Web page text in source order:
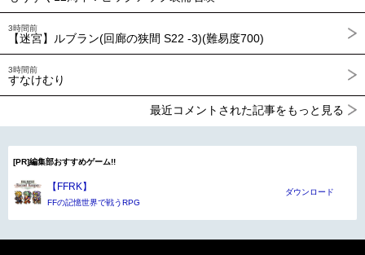
3時間前
【迷宮】ルブラン(回廊の狭間 S22 -3)(難易度700)
3時間前
すなけむり
最近コメントされた記事をもっと見る
[PR]編集部おすすめゲーム!!
【FFRK】
FFの記憶世界で戦うRPG
ダウンロード